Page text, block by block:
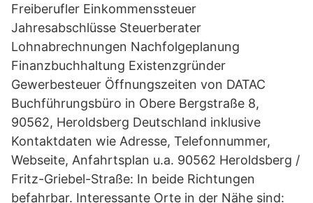
Freiberufler Einkommenssteuer
Jahresabschlüsse Steuerberater
Lohnabrechnungen Nachfolgeplanung
Finanzbuchhaltung Existenzgründer
Gewerbesteuer Öffnungszeiten von DATAC
Buchführungsbüro in Obere Bergstraße 8,
90562, Heroldsberg Deutschland inklusive
Kontaktdaten wie Adresse, Telefonnummer,
Webseite, Anfahrtsplan u.a. 90562 Heroldsberg /
Fritz-Griebel-Straße: In beide Richtungen
befahrbar. Interessante Orte in der Nähe sind: